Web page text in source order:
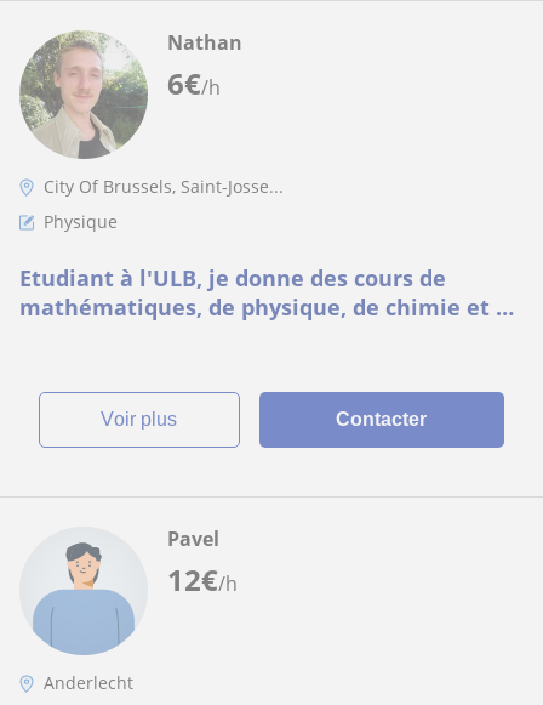
6€/h
Nathan
City Of Brussels, Saint-Josse...
Physique
Etudiant à l'ULB, je donne des cours de
mathématiques, de physique, de chimie et de
voir plus Contacter
12€/h
Pavel
Anderlecht